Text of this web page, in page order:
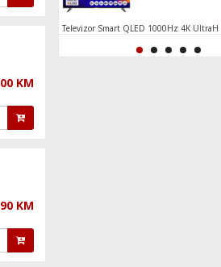
KM
KM
90°
3,90
4,90
Televizor Smart QLED 1000Hz 4K UltraHD